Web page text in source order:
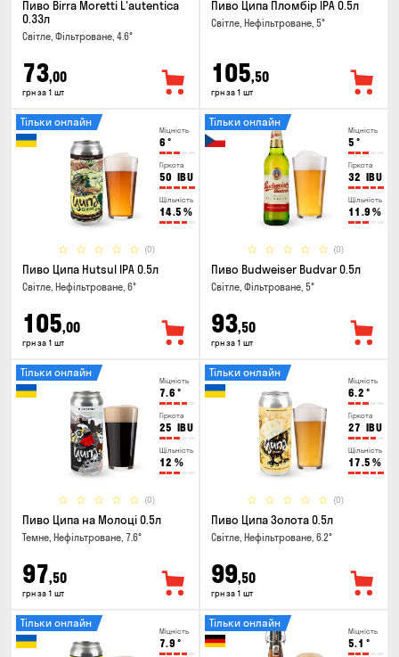
Пиво Birra Moretti L'autentica
0.33л
Світле, Фільтроване, 4.6°
73,00
грн за 1 шт
Пиво Ципа Пломбір IPA 0.5л
Світле, Нефільтроване, 5°
105,50
грн за 1 шт
Міцність
6 °
Гіркота
50 IBU
Щільність
14.5 %
(0)
Тільки онлайн
Пиво Ципа Hutsul IPA 0.5л
Світле, Нефільтроване, 6°
105,00
грн за 1 шт
Міцність
5 °
Гіркота
32 IBU
Щільність
11.9 %
(0)
Тільки онлайн
Пиво Budweiser Budvar 0.5л
Світле, Фільтроване, 5°
93,50
грн за 1 шт
Міцність
7.6 °
Гіркота
25 IBU
Щільність
12 %
(0)
Тільки онлайн
Пиво Ципа на Молоці 0.5л
Темне, Нефільтроване, 7.6°
97,50
грн за 1 шт
Міцність
6.2 °
Гіркота
27 IBU
Щільність
17.5 %
(0)
Тільки онлайн
Пиво Ципа Золота 0.5л
Світле, Нефільтроване, 6.2°
99,50
грн за 1 шт
Міцність
7.9 °
Тільки онлайн
Міцність
5.1 °
Тільки онлайн